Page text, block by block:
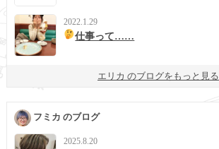
2022.1.29
仕事って……
エリカ のブログをもっと見る
フミカ のブログ
2025.8.20